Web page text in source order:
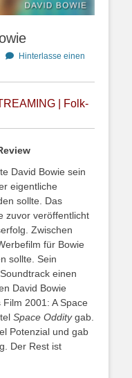
Hinterlasse einen
| Folk-
David Bowie sein
eigentliche
sollte. Das
zuvor veröffentlicht
Zwischen
für Bowie
sollte. Sein
einen
David Bowie
2001: A Space
Space Odditygab.
Potenzial und gab
Der Rest ist